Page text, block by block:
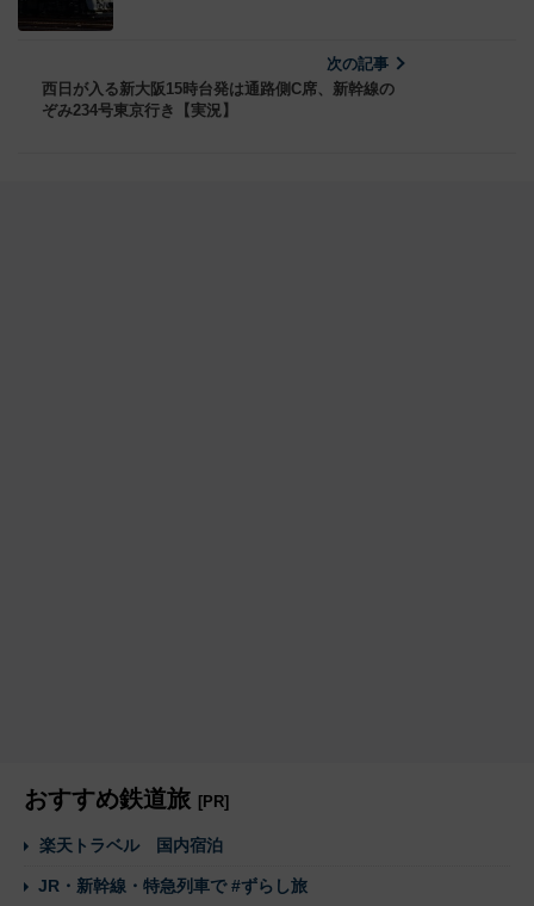
次の記事
西日が入る新大阪15時台発は通路側C席、新幹線の
ぞみ234号東京行き【実況】
おすすめ鉄道旅 [PR]
楽天トラベル 国内宿泊
JR・新幹線・特急列車で #ずらし旅